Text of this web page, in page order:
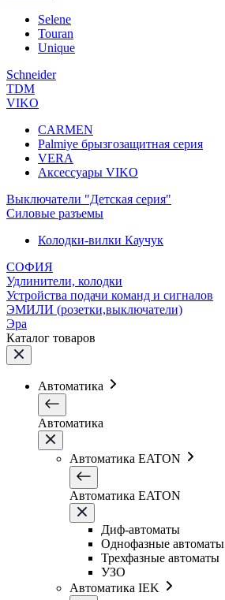
Selene
Touran
Unique
Schneider
TDM
VIKO
CARMEN
Palmiye брызгозащитная серия
VERA
Аксессуары VIKO
Выключатели "Детская серия"
Силовые разъемы
Колодки-вилки Каучук
СОФИЯ
Удлинители, колодки
Устройства подачи команд и сигналов
ЭМИЛИ (розетки,выключатели)
Эра
Каталог товаров
Автоматика
Автоматика
Автоматика EATON
Автоматика EATON
Диф-автоматы
Однофазные автоматы
Трехфазные автоматы
УЗО
Автоматика IEK